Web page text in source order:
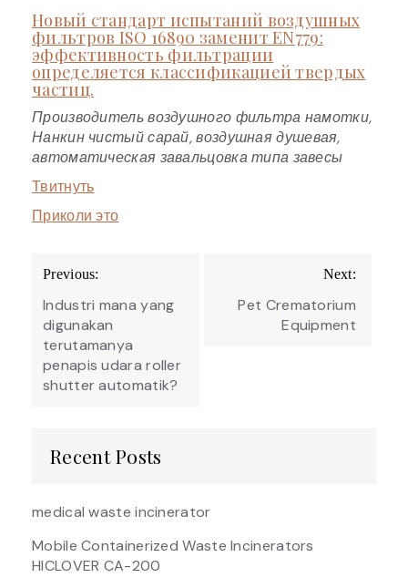
Новый стандарт испытаний воздушных
фильтров ISO 16890 заменит EN779:
эффективность фильтрации
определяется классификацией твердых
частиц.
Производитель воздушного фильтра намотки,
Нанкин чистый сарай, воздушная душевая,
автоматическая завальцовка типа завесы
Твитнуть
Приколи это
Post
navigation
Previous:
Industri mana yang
digunakan
terutamanya
penapis udara roller
shutter automatik?
Next:
Pet Crematorium
Equipment
Recent Posts
medical waste incinerator
Mobile Containerized Waste Incinerators
HICLOVER CA-200